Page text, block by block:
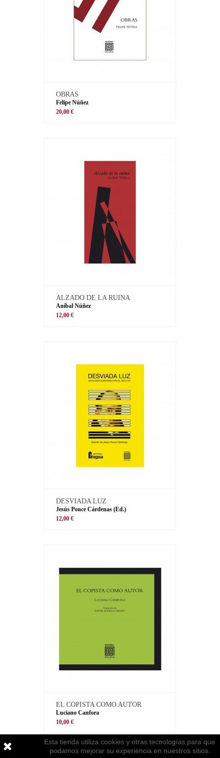
OBRAS
Felipe Núñez
20,00 €
ALZADO DE LA RUINA
Aníbal Núñez
12,00 €
DESVIADA LUZ
Jesús Ponce Cárdenas (Ed.)
12,00 €
EL COPISTA COMO AUTOR
Luciano Canfora
10,00 €
Esta tienda utiliza cookies y otras tecnologías para que
podamos mejorar su experiencia en nuestros sitios.